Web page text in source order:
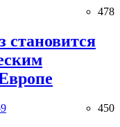
478
становится
450